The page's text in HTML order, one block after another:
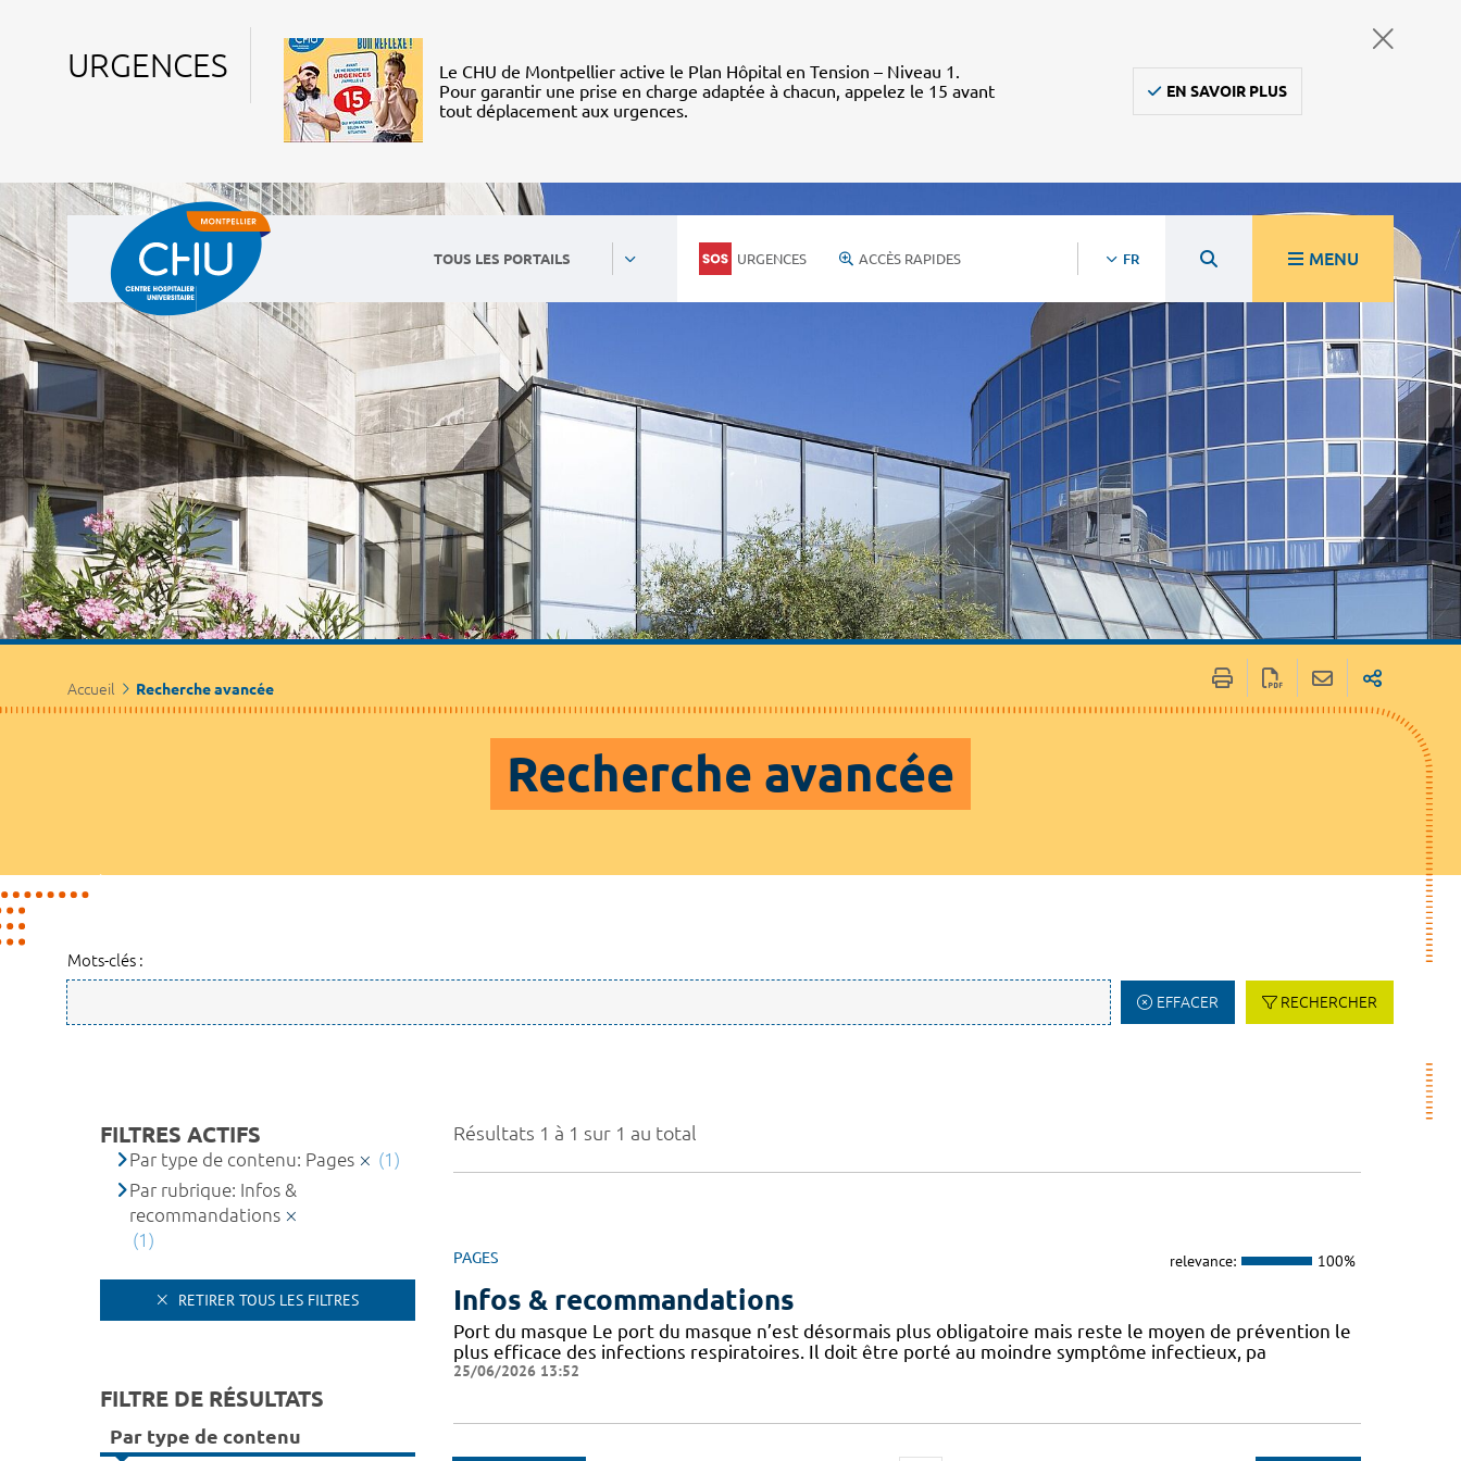
URGENCES
Le CHU de Montpellier active le Plan Hôpital en Tension – Niveau 1.
Pour garantir une prise en charge adaptée à chacun, appelez le 15 avant
tout déplacement aux urgences.
EN SAVOIR PLUS
TOUS LES PORTAILS URGENCES ACCÈS RAPIDES FR MENU
Accueil Recherche avancée
Recherche avancée
Mots-clés :
EFFACER RECHERCHER
Résultats 1 à 1 sur 1 au total
PAGES relevance: 100%
Infos & recommandations
Port du masque Le port du masque n’est désormais plus obligatoire mais reste le moyen de prévention le
plus efficace des infections respiratoires. Il doit être porté au moindre symptôme infectieux, pa
25/06/2026 13:52
FILTRES ACTIFS
Par type de contenu: Pages
(1)
Par rubrique: Infos &
recommandations
(1)
RETIRER TOUS LES FILTRES
FILTRE DE RÉSULTATS
Par type de contenu